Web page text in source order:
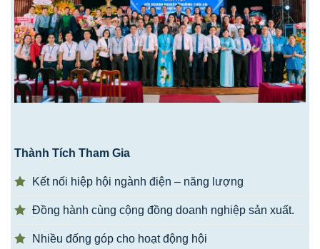
Thành Tích Tham Gia
Kết nối hiệp hội ngành điện – năng lượng
Đồng hành cùng cộng đồng doanh nghiệp sản xuất.
Nhiều đống góp cho hoạt động hội